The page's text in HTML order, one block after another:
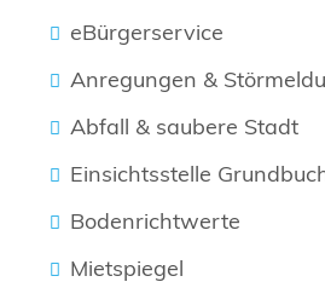
eBürgerservice
Anregungen &
Abfall & saubere Stadt
Einsichtsstelle
Bodenrichtwerte
Mietspiegel